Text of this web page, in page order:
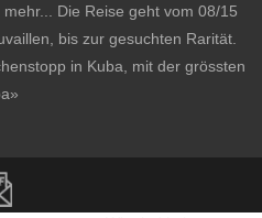
Die Reise geht vom 08/15
bis zur gesuchten Rarität.
in Kuba, mit der grössten